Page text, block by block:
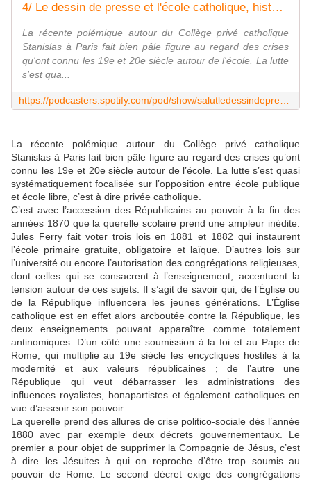
4/ Le dessin de presse et l'école catholique, histoire d'une querelle by Salut le dessin de presse !
La récente polémique autour du Collège privé catholique
Stanislas à Paris fait bien pâle figure au regard des crises
qu'ont connu les 19e et 20e siècle autour de l'école. La lutte
s'est qua...
La récente polémique autour du Collège privé catholique
Stanislas à Paris fait bien pâle figure au regard des crises qu’ont
connu les 19e et 20e siècle autour de l’école. La lutte s’est quasi
systématiquement focalisée sur l’opposition entre école publique
et école libre, c’est à dire privée catholique.
C’est avec l’accession des Républicains au pouvoir à la fin des
années 1870 que la querelle scolaire prend une ampleur inédite.
Jules Ferry fait voter trois lois en 1881 et 1882 qui instaurent
l’école primaire gratuite, obligatoire et laïque. D’autres lois sur
l’université ou encore l’autorisation des congrégations religieuses,
dont celles qui se consacrent à l’enseignement, accentuent la
tension autour de ces sujets. Il s’agit de savoir qui, de l’Église ou
de la République influencera les jeunes générations. L’Église
catholique est en effet alors arcboutée contre la République, les
deux enseignements pouvant apparaître comme totalement
antinomiques. D’un côté une soumission à la foi et au Pape de
Rome, qui multiplie au 19e siècle les encycliques hostiles à la
modernité et aux valeurs républicaines ; de l’autre une
République qui veut débarrasser les administrations des
influences royalistes, bonapartistes et également catholiques en
vue d’asseoir son pouvoir.
La querelle prend des allures de crise politico-sociale dès l’année
1880 avec par exemple deux décrets gouvernementaux. Le
premier a pour objet de supprimer la Compagnie de Jésus, c’est
à dire les Jésuites à qui on reproche d’être trop soumis au
pouvoir de Rome. Le second décret exige des congrégations